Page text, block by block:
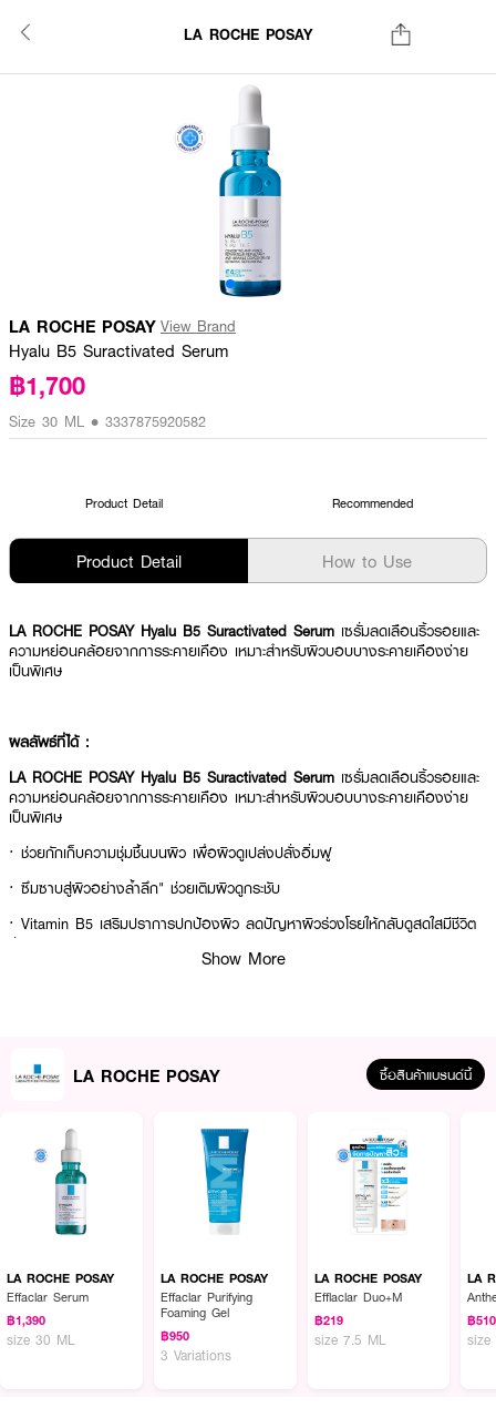
LA ROCHE POSAY
LA ROCHE POSAY View Brand
Hyalu B5 Suractivated Serum
฿1,700
Size 30 ML • 3337875920582
Product Detail Recommended
Product Detail How to Use
LA ROCHE POSAY Hyalu B5 Suractivated Serum เซรั่มลดเลือนริ้วรอยและ
ความหย่อนคล้อยจากการระคายเคือง เหมาะสำหรับผิวบอบบางระคายเคืองง่าย
เป็นพิเศษ
ผลลัพธ์ที่ได้ :
LA ROCHE POSAY Hyalu B5 Suractivated Serum เซรั่มลดเลือนริ้วรอยและ
ความหย่อนคล้อยจากการระคายเคือง เหมาะสำหรับผิวบอบบางระคายเคืองง่าย
เป็นพิเศษ
· ช่วยกักเก็บความชุ่มชื้นบนผิว เพื่อผิวดูเปล่งปลั่งอิ่มฟู
· ซึมซาบสู่ผิวอย่างล้ำลึก" ช่วยเติมผิวดูกระชับ
· Vitamin B5 เสริมปราการปกป้องผิว ลดปัญหาผิวร่วงโรยให้กลับดูสดใสมีชีวิต
ชีวา
How To Use :
Show More
LA ROCHE POSAY ซื้อสินค้าแบรนด์นี้
LA ROCHE POSAY
Effaclar Serum
฿1,390
size 30 ML
LA ROCHE POSAY
Effaclar Purifying
Foaming Gel
฿950
3 Variations
LA ROCHE POSAY
Efflaclar Duo+M
฿219
size 7.5 ML
LA
฿510
size